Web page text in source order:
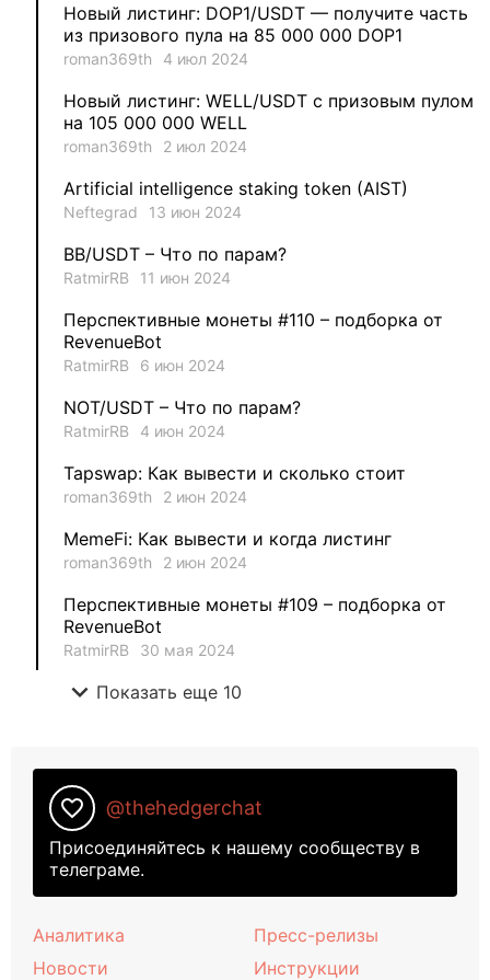
aleksandr-es 2
Jevick 1
MysticalEnergyNFT 1
DecimalChain 1
Ksenia 1
METAMINECRAFT
Kate_AAX 1
Новый листинг: DOP1/USDT — получите часть
из призового пула на 85 000 000 DOP1
roman369th 4 июл 2024
Новый листинг: WELL/USDT с призовым пулом
на 105 000 000 WELL
roman369th 2 июл 2024
Artificial intelligence staking token (AIST)
Neftegrad 13 июн 2024
BB/USDT – Что по парам?
RatmirRB 11 июн 2024
Перспективные монеты #110 – подборка от
RevenueBot
RatmirRB 6 июн 2024
NOT/USDT – Что по парам?
RatmirRB 4 июн 2024
Tapswap: Как вывести и сколько стоит
roman369th 2 июн 2024
MemeFi: Как вывести и когда листинг
roman369th 2 июн 2024
Перспективные монеты #109 – подборка от
RevenueBot
RatmirRB 30 мая 2024
expand_more Показать еще 10
favorite_border @thehedgerchat
Присоединяйтесь к нашему сообществу в
телеграме.
Аналитика
Новости
Пресс-релизы
Инструкции